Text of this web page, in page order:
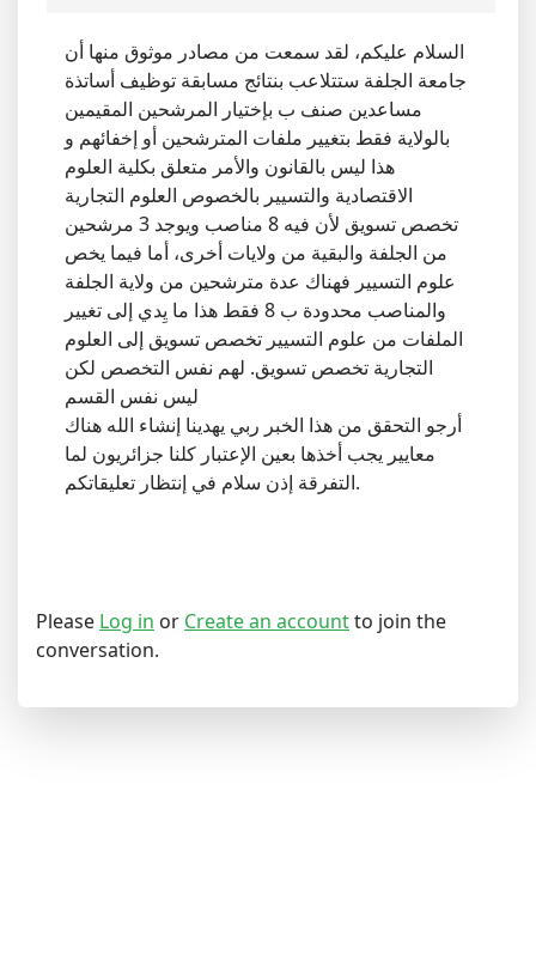
السلام عليكم، لقد سمعت من مصادر موثوق منها أن
جامعة الجلفة ستتلاعب بنتائج مسابقة توظيف أساتذة
مساعدين صنف ب بإختيار المرشحين المقيمين
بالولاية فقط بتغيير ملفات المترشحين أو إخفائهم و
هذا ليس بالقانون والأمر متعلق بكلية العلوم
الاقتصادية والتسيير بالخصوص العلوم التجارية
تخصص تسويق لأن فيه 8 مناصب ويوجد 3 مرشحين
من الجلفة والبقية من ولايات أخرى، أما فيما يخص
علوم التسيير فهناك عدة مترشحين من ولاية الجلفة
والمناصب محدودة ب 8 فقط هذا ما يِدي إلى تغيير
الملفات من علوم التسيير تخصص تسويق إلى العلوم
التجارية تخصص تسويق. لهم نفس التخصص لكن
ليس نفس القسم
أرجو التحقق من هذا الخبر ربي يهدينا إنشاء الله هناك
معايير يجب أخذها بعين الإعتبار كلنا جزائريون لما
التفرقة إذن سلام في إنتظار تعليقاتكم.
Please Log in or Create an accountto join the
conversation.